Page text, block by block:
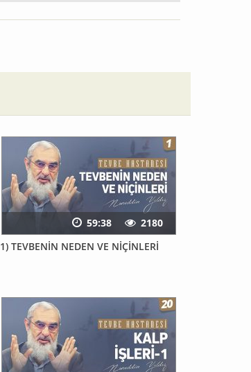
1) TEVBENİN NEDEN VE NİÇİNLERİ
59:38 2180